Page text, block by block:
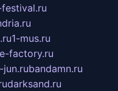
1-mus.ru
factory.ru
jun.rubandamn.ru
darksand.ru